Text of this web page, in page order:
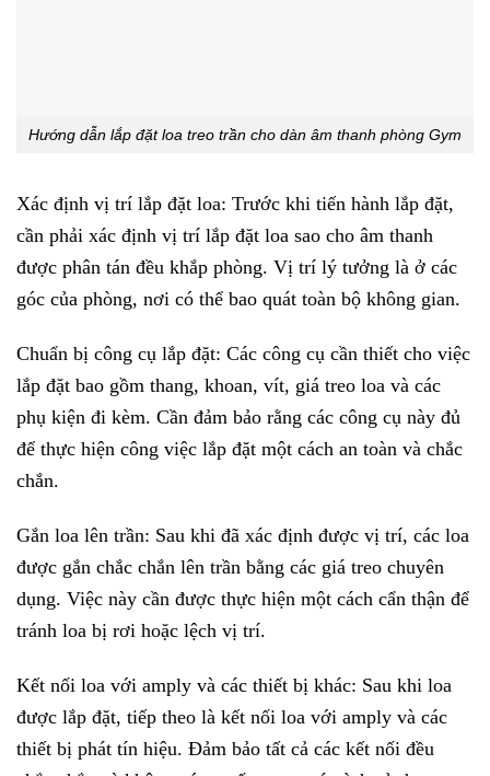
Hướng dẫn lắp đặt loa treo trần cho dàn âm thanh phòng Gym
Xác định vị trí lắp đặt loa: Trước khi tiến hành lắp đặt,
cần phải xác định vị trí lắp đặt loa sao cho âm thanh
được phân tán đều khắp phòng. Vị trí lý tưởng là ở các
góc của phòng, nơi có thể bao quát toàn bộ không gian.
Chuẩn bị công cụ lắp đặt: Các công cụ cần thiết cho việc
lắp đặt bao gồm thang, khoan, vít, giá treo loa và các
phụ kiện đi kèm. Cần đảm bảo rằng các công cụ này đủ
để thực hiện công việc lắp đặt một cách an toàn và chắc
chắn.
Gắn loa lên trần: Sau khi đã xác định được vị trí, các loa
được gắn chắc chắn lên trần bằng các giá treo chuyên
dụng. Việc này cần được thực hiện một cách cẩn thận để
tránh loa bị rơi hoặc lệch vị trí.
Kết nối loa với amply và các thiết bị khác: Sau khi loa
được lắp đặt, tiếp theo là kết nối loa với amply và các
thiết bị phát tín hiệu. Đảm bảo tất cả các kết nối đều